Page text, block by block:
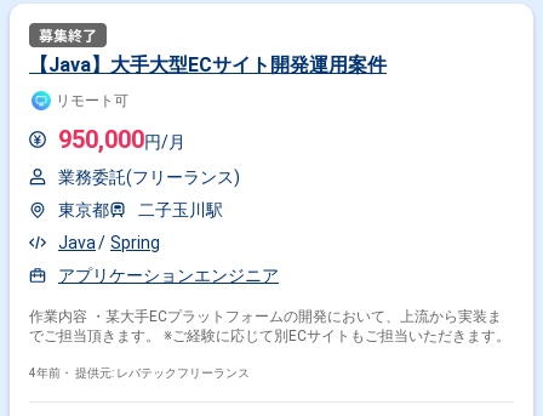
【Java】大手大型ECサイト開発運用案件
リモート可
950,000円/月
業務委託(フリーランス)
東京都
二子玉川駅
Java
Spring
アプリケーションエンジニア
作業内容 ・某大手ECプラットフォームの開発において、上流から実装ま
でご担当頂きます。 ※ご経験に応じて別ECサイトもご担当いただきます。
4年前・ 提供元: レバテックフリーランス